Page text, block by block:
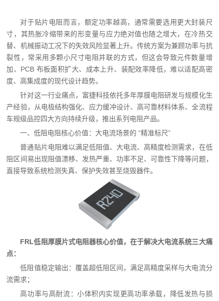
对于贴片电阻而言，额定功率越高，通常需要选用更大封装尺
寸，其热胀冷缩带来的形变量与应力绝对值也随之增大，在冷热交
替、机械振动工况下的失效风险显著上升。传统方案为兼顾功率与抗
裂性，常采用多颗小尺寸电阻并联的方式，但这会导致元件数量增
加、PCB 布板面积扩大、成本上升、装配效率降低，难以适配高密
度、高集成度的现代设计趋势。
针对这一行业痛点，富捷科技依托多年厚膜电阻研发与规模化生
产经验，从电极结构强化、应力缓冲设计、高可靠材料体系、全流程
车规级品控四大方向持续升级，推出系列电阻产品。
一、低阻电阻核心价值：大电流场景的 “精准标尺”
普通贴片电阻难以满足低阻值、大电流、高精度检测需求，在低
阻区间易出现阻值漂移、发热严重、功率不足、可靠性下降等问题，
直接导致系统检测失真、保护失效甚至烧毁器件。
FRL低阻厚膜片式电阻器核心价值，在于解决大电流系统三大痛
点：
低阻值稳定输出：覆盖超低阻区间，满足高精度采样与大电流分
流需求；
高功率与高耐流：小体积内实现更高功率承载，降低发热与损